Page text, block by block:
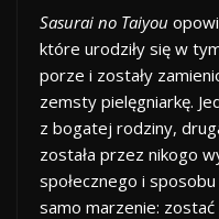
Sasurai no Taiyou
które urodziły się w
porze i zostały
zemsty pielęgniarkę.
z bogatej rodziny,
została przez nikogo
społecznego i
samo marzenie: